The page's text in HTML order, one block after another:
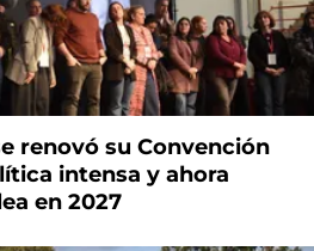
renovó su Convención
intensa y ahora
en 2027